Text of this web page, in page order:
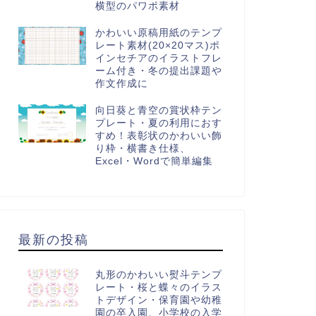
横型のパワポ素材
かわいい原稿用紙のテンプ
レート素材(20×20マス)ポ
インセチアのイラストフレ
ーム付き・冬の提出課題や
作文作成に
向日葵と青空の賞状枠テン
プレート・夏の利用におす
すめ！表彰状のかわいい飾
り枠・横書き仕様、
Excel・Wordで簡単編集
最新の投稿
丸形のかわいい熨斗テンプ
レート・桜と蝶々のイラス
トデザイン・保育園や幼稚
園の卒入園、小学校の入学